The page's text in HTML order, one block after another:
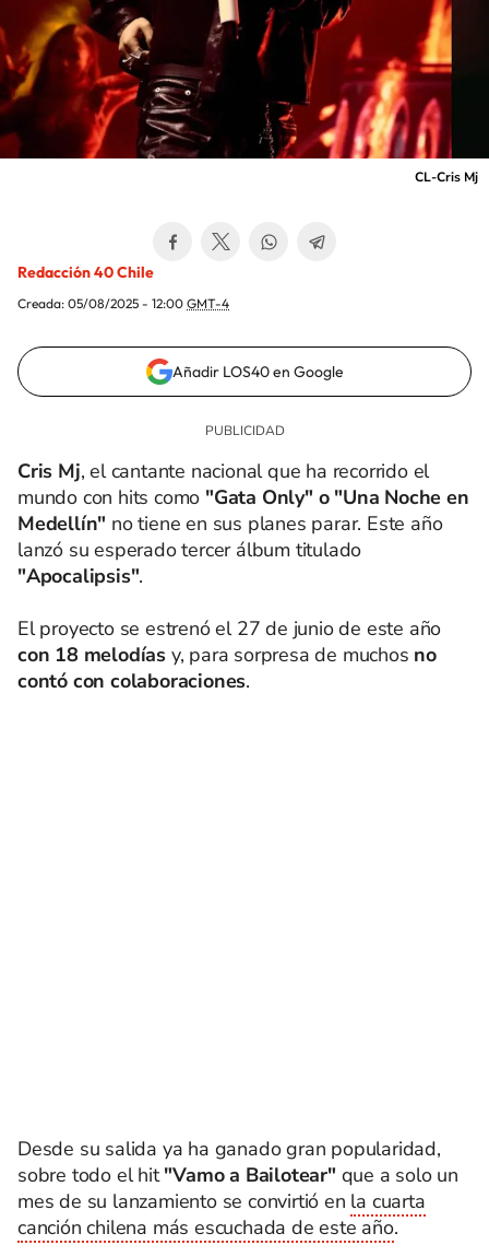
CL-Cris Mj
Redacción 40 Chile
Creada: 05/08/2025 - 12:00 GMT-4
Añadir LOS40 en Google
Cris Mj, el cantante nacional que ha recorrido el
mundo con hits como "Gata Only" o "Una Noche en
Medellín" no tiene en sus planes parar. Este año
lanzó su esperado tercer álbum titulado
"Apocalipsis".
El proyecto se estrenó el 27 de junio de este año
con 18 melodías y, para sorpresa de muchos no
contó con colaboraciones.
Desde su salida ya ha ganado gran popularidad,
sobre todo el hit"Vamo a Bailotear" que a solo un
mes de su lanzamiento se convirtió en la cuarta
canción chilena más escuchada de este año.